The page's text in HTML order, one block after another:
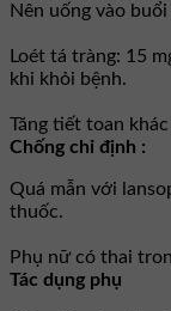
Nên uống vào
Loét tá tràng: 15
khi khỏi bệnh.
Tăng tiết toan
Chống chỉ định :
Quá mẫn với
thuốc.
Phụ nữ có thai
Tác dụng phụ